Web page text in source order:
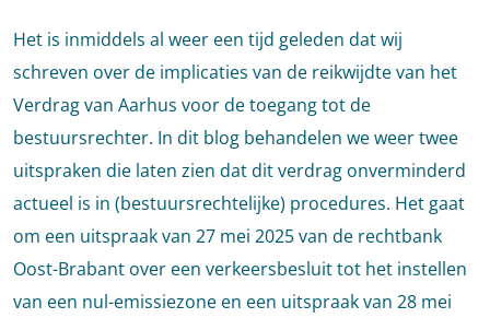
Het is inmiddels al weer een tijd geleden dat wij
schreven over de implicaties van de reikwijdte van het
Verdrag van Aarhus voor de toegang tot de
bestuursrechter. In dit blog behandelen we weer twee
uitspraken die laten zien dat dit verdrag onverminderd
actueel is in (bestuursrechtelijke) procedures. Het gaat
om een uitspraak van 27 mei 2025 van de rechtbank
Oost-Brabant over een verkeersbesluit tot het instellen
van een nul-emissiezone en een uitspraak van 28 mei